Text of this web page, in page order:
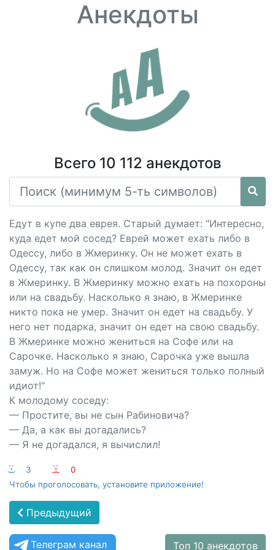
Анекдоты
Всего 10 112 анекдотов
Едут в купе два еврея. Старый думает: "Интересно,
куда едет мой сосед? Еврей может ехать либо в
Одессу, либо в Жмеринку. Он не может ехать в
Одессу, так как он слишком молод. Значит он едет
в Жмеринку. В Жмеринку можно ехать на похороны
или на свадьбу. Насколько я знаю, в Жмеринке
никто пока не умер. Значит он едет на свадьбу. У
него нет подарка, значит он едет на свою свадьбу.
В Жмеринке можно жениться на Софе или на
Сарочке. Насколько я знаю, Сарочка уже вышла
замуж. Но на Софе может жениться только полный
идиот!"
К молодому соседу:
— Простите, вы не сын Рабиновича?
— Да, а как вы догадались?
— Я не догадался, я вычислил!
:-) 3 :-(
0
Чтобы проголосовать, установите приложение!
Предыдущий
Телеграм канал Топ 10 анекдотов